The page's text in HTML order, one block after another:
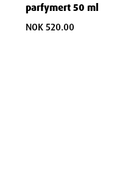
parfymert 50 ml
NOK 520.00